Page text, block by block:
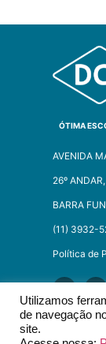
R.
Brazil
5.4
SAO
Brazil
Criar
R
ÓTIMA
AVENIDA
26º
BARRA
(11) 3932-
Política de
2026 ©
Utilizamos
de navegação
site.